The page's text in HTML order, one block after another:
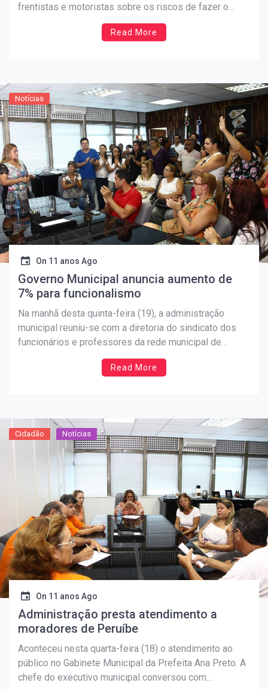
frentistas e motoristas sobre os riscos de fazer o
abastecimento do tanque do veículo “até a boca”. A
ação será realizada nos 18 postos de combustível do
Read More
Notícias
On 11 anos Ago
Governo Municipal anuncia aumento de
7% para funcionalismo
Na manhã desta quinta-feira (19), a administração
municipal reuniu-se com a diretoria do sindicato dos
funcionários e professores da rede municipal de
ensino. Após receber as solicitações da categoria, o
governo anunciou o aumento de 7% para todo o
Read More
Cidadão Notícias
On 11 anos Ago
Administração presta atendimento a
moradores de Peruíbe
Aconteceu nesta quarta-feira (18) o atendimento ao
público no Gabinete Municipal da Prefeita Ana Preto. A
chefe do executivo municipal conversou com